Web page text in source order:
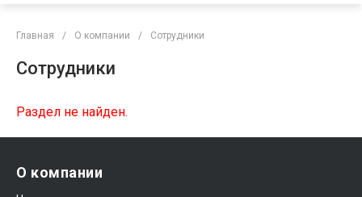
Главная / О компании / Сотрудники
Сотрудники
Раздел не найден.
О компании